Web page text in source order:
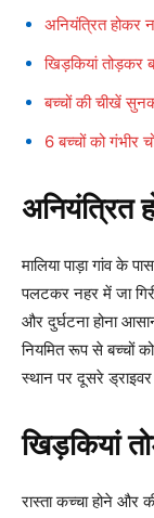
अनियंत्रित होकर
खिड़कियां तोड़कर
बच्चों की चीखें
6 बच्चों को गंभीर
अनियंत्रित
मालिया पाड़ा गांव के
पलटकर नहर में जा
और दुर्घटना होना
नियमित रूप से बच्चों
स्थान पर दूसरे
खिड़कियां
रास्ता कच्चा होने और